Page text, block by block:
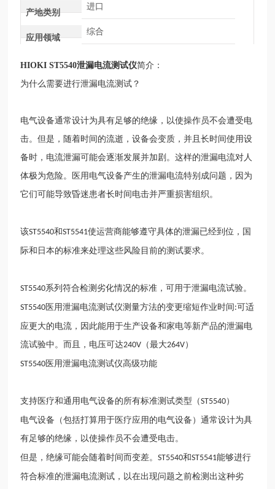
产地类别
进口
应用领域
综合
HIOKI ST5540泄漏电流测试仪简介：
为什么需要进行泄漏电流测试？
电气设备通常设计为具有足够的绝缘，以使操作员不会遭受电
击。但是，随着时间的流逝，设备会变质，并且长时间使用设
备时，电流泄漏可能会逐渐发展并加剧。这样的泄漏电流对人
体极为危险。医用电气设备产生的泄漏电流特别成问题，因为
它们可能导致昏迷患者长时间电击并严重损害组织。
该ST5540和ST5541使运营商能够遵守具体的泄漏已经到位，国
际和日本的标准来处理这些风险目前的测试要求。
ST5540系列符合检测劣化情况的标准，可用于泄漏电流试验。
ST5540医用泄漏电流测试仪测量方法的变更缩短作业时间:可适
应更大的电流，因此能用于生产设备和家电等新产品的泄漏电
流试验中。而且，电压可达240V （最大264V）
ST5540医用泄漏电流测试仪高级功能
支持医疗和通用电气设备的所有标准测试类型（ST5540）
电气设备（包括打算用于医疗应用的电气设备）通常设计为具
有足够的绝缘，以使操作员不会遭受电击。
但是，绝缘可能会随着时间而变差。ST5540和ST5541能够进行
符合标准的泄漏电流测试，以在出现问题之前检测出这种劣